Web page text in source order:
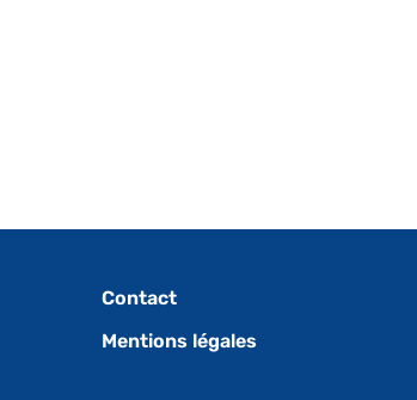
Contact
Mentions légales